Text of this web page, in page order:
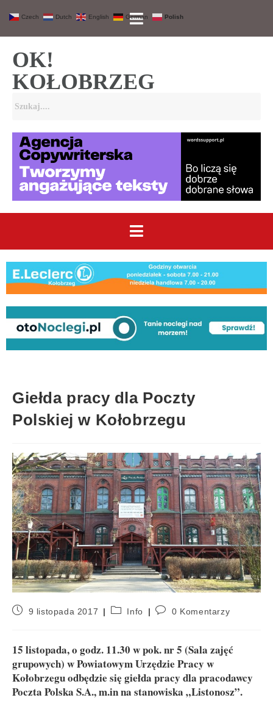
OK!
KOŁOBRZEG
Giełda pracy dla Poczty
Polskiej w Kołobrzegu
9 listopada 2017 Info 0 Komentarzy
15 listopada, o godz. 11.30 w pok. nr 5 (Sala zajęć
grupowych) w Powiatowym Urzędzie Pracy w
Kołobrzegu odbędzie się giełda pracy dla pracodawcy
Poczta Polska S.A., m.in na stanowiska „Listonosz”.
Czech Dutch English German Polish